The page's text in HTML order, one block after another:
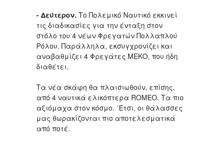
- Δεύτερον. Το Πολεμικό Ναυτικό εκκινεί
τις διαδικασίες για την ένταξη στον
στόλο του 4 νέων Φρεγατών Πολλαπλού
Ρόλου. Παράλληλα, εκσυγχρονίζει και
αναβαθμίζει 4 Φρεγάτες ΜΕΚΟ, που ήδη
διαθέτει.
Τα νέα σκάφη θα πλαισιωθούν, επίσης,
από 4 ναυτικά ελικόπτερα ROMEO. Τα πιο
αξιόμαχα στον κόσμο. ΄Έτσι, οι θάλασσες
μας θωρακίζονται πιο αποτελεσματικά
από ποτέ.